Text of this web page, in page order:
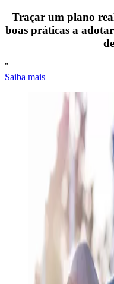
Traçar um plano
boas práticas a
"
Saiba mais